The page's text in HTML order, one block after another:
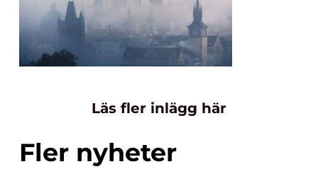
Läs fler inlägg här
Fler nyheter